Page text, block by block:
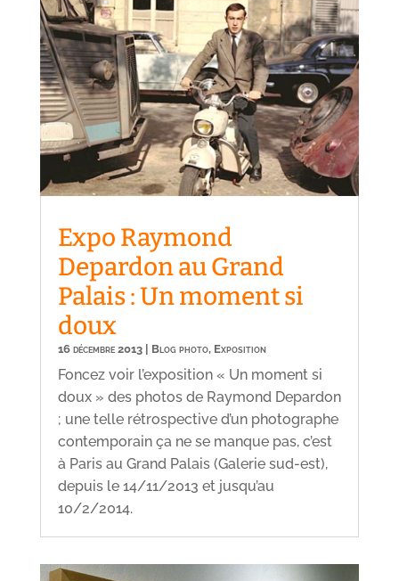
Expo Raymond
Depardon au Grand
Palais : Un moment si
doux
16 décembre 2013| Blog photo, Exposition
Foncez voir l’exposition « Un moment si
doux » des photos de Raymond Depardon
; une telle rétrospective d’un photographe
contemporain ça ne se manque pas, c’est
à Paris au Grand Palais (Galerie sud-est),
depuis le 14/11/2013 et jusqu’au
10/2/2014.